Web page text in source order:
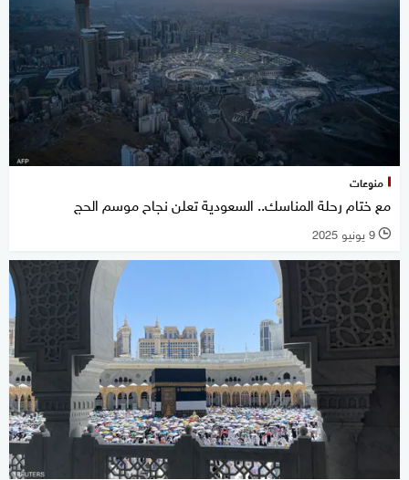
منوعات
مع ختام رحلة المناسك.. السعودية تعلن نجاح موسم الحج
l 9 يونيو 2025